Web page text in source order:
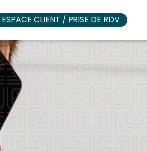
ACCUEIL
ESPACE CLIENT / PRISE DE RDV